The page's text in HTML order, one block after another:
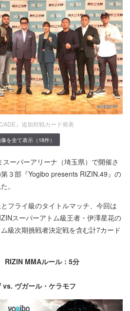
』追加対戦カード発表
を全て表示（18件）
ーパーアリーナ（埼玉県）で開催さ
３部『Yogibo presents RIZIN.49』の
。
フライ級のタイトルマッチ、今回は
スーパーアトム級王者・伊澤星花の
級次期挑戦者決定戦を含む計7カード
MMAルール：5分
ヴガール・ケラモフ